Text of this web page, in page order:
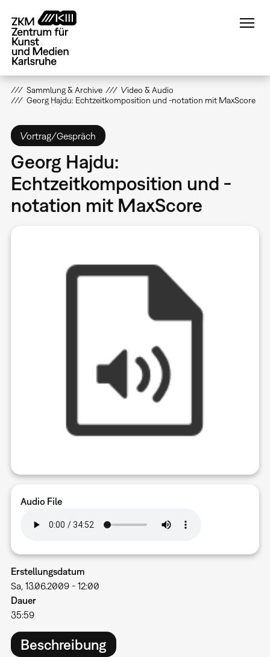
zum
Inhalt
Sammlung & Archive
Video & Audio
Georg Hajdu: Echtzeitkomposition und -notation mit MaxScore
Vortrag/Gespräch
Georg Hajdu:
Echtzeitkomposition und -
notation mit MaxScore
Audio File
Erstellungsdatum
Sa, 13.06.2009 - 12:00
Dauer
35:59
Beschreibung